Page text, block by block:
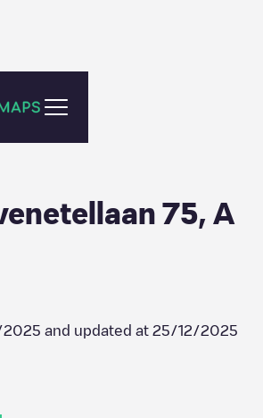
75, A
2025 and updated at 25/12/2025